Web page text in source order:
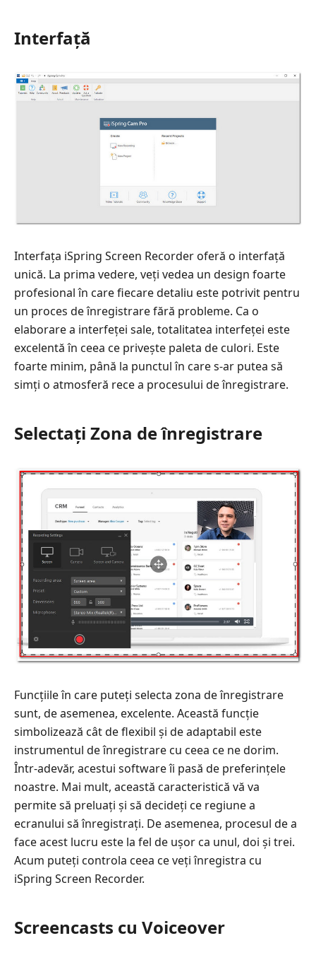
Interfață
Interfața iSpring Screen Recorder oferă o interfață
unică. La prima vedere, veți vedea un design foarte
profesional în care fiecare detaliu este potrivit pentru
un proces de înregistrare fără probleme. Ca o
elaborare a interfeței sale, totalitatea interfeței este
excelentă în ceea ce privește paleta de culori. Este
foarte minim, până la punctul în care s-ar putea să
simți o atmosferă rece a procesului de înregistrare.
Selectați Zona de înregistrare
Funcțiile în care puteți selecta zona de înregistrare
sunt, de asemenea, excelente. Această funcție
simbolizează cât de flexibil și de adaptabil este
instrumentul de înregistrare cu ceea ce ne dorim.
Într-adevăr, acestui software îi pasă de preferințele
noastre. Mai mult, această caracteristică vă va
permite să preluați și să decideți ce regiune a
ecranului să înregistrați. De asemenea, procesul de a
face acest lucru este la fel de ușor ca unul, doi și trei.
Acum puteți controla ceea ce veți înregistra cu
iSpring Screen Recorder.
Screencasts cu Voiceover